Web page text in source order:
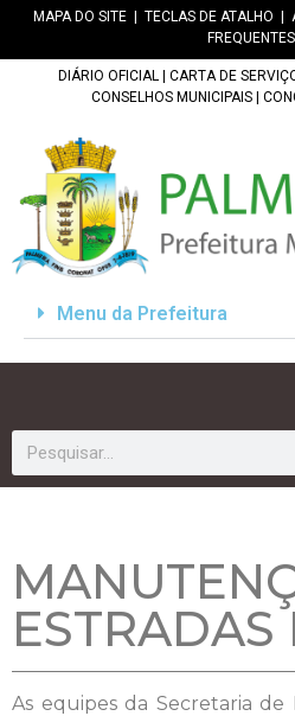
MAPA DO SITE TECLAS DE ATALHO
DIÁRIO OFICIAL CARTA DE
CONSELHOS MUNICIPAIS
Menu da Prefeitura
ESTRADAS
As equipes da Secretaria de